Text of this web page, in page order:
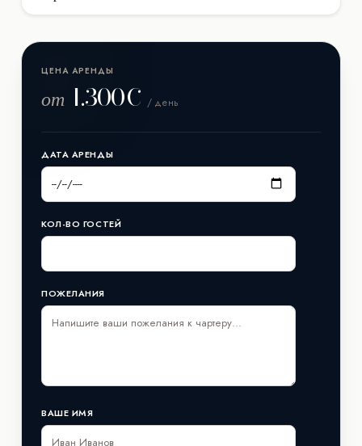
дневном чартере (без ночевки). Для многодневных
(5+1) гостей.
ЦЕНА АРЕНДЫ
от 1.300€ / день
ДАТА АРЕНДЫ
КОЛ-ВО ГОСТЕЙ
ПОЖЕЛАНИЯ
ВАШЕ ИМЯ